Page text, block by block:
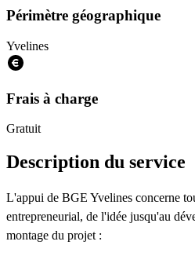
Périmètre géographique
Yvelines
Frais à charge
Gratuit
Description du service
L'appui de BGE Yvelines concerne
entrepreneurial, de l'idée jusqu'au
montage du projet :